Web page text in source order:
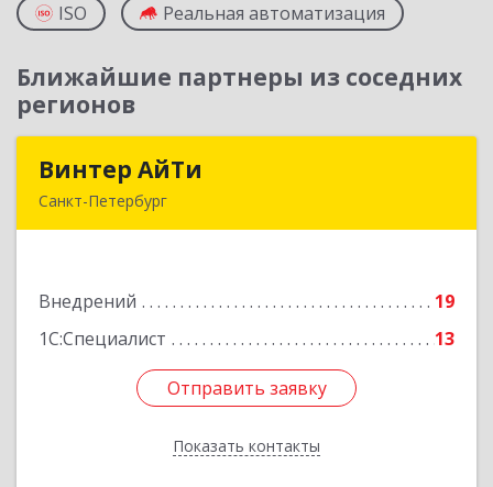
ISO Реальная автоматизация
Ближайшие партнеры из соседних
регионов
Винтер АйТи
Санкт-Петербург
Внедрений
19
1С:Специалист
13
Отправить заявку
Показать контакты
Подробнее
Отправить заявку
Назад